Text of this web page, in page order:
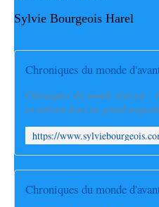
Sylvie Bourgeois Harel
Chroniques du monde d'avant -
en entrant dans un grand